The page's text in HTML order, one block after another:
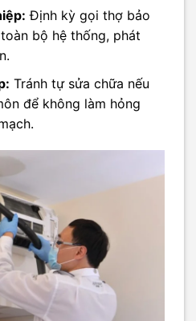
Định kỳ gọi thợ bảo
bộ hệ thống, phát
Tránh tự sửa chữa nếu
để không làm hỏng